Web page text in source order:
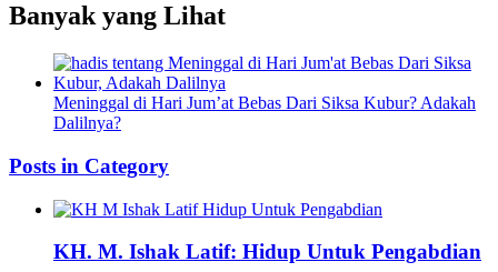
Banyak yang Lihat
Meninggal di Hari Jum’at Bebas Dari Siksa Kubur? Adakah
Dalilnya?
Posts in Category
KH. M. Ishak Latif: Hidup Untuk Pengabdian